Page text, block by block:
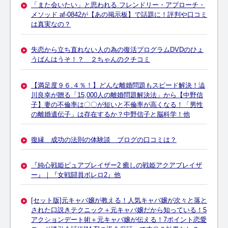
「また会いたい」と思われる フレンドリー・アプローチ・
メソッド af-0842が【あの掲示板】で話題に！評判や口コミ
は真実なの？
失恋から立ち直れない人の為の復活プログラムDVDのひょ
うばんはうそ！？ ２ちゃんのクチコミ
【満足度９６.４％！】どんな離婚問題もスピード解決！澁
川良幸が贈る「15,000人の離婚問題解決法」から【中野信
子】妻の不倫率は〇〇が短いと不倫率が高くなる！「男性
の離婚遺伝子」は存在するか？中野信子と脳科学！他
復縁 成功の法則の体験談 ブログの口コミは？
『純心戦姫ピュアブレイザー2 癒しの戦姫アクアブレイザ
ー』｜『女戦闘員ボレロ2』他
[セット版]元キャバ嬢が教える！人気キャバ嬢が次々と落と
された口説きテクニック＋元キャバ嬢だから知っている！5
アクションデート術＋元キャバ嬢が伝える！7ポイント恋愛